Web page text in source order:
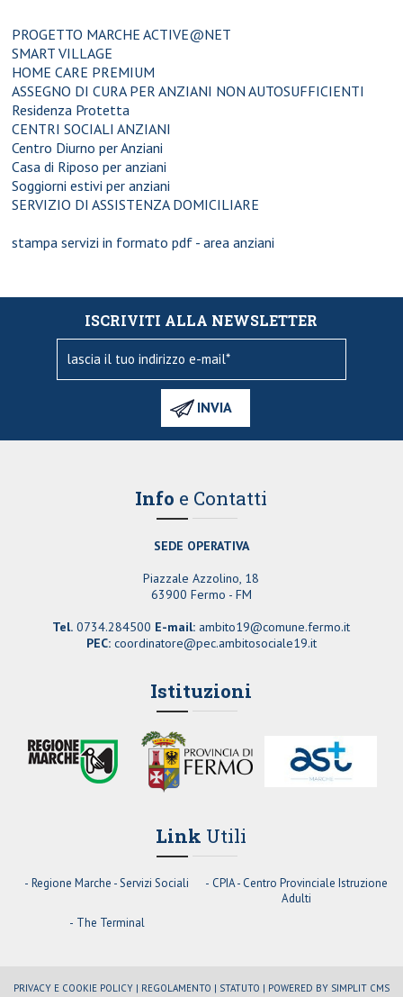
PROGETTO MARCHE ACTIVE@NET
SMART VILLAGE
HOME CARE PREMIUM
ASSEGNO DI CURA PER ANZIANI NON AUTOSUFFICIENTI
Residenza Protetta
CENTRI SOCIALI ANZIANI
Centro Diurno per Anziani
Casa di Riposo per anziani
Soggiorni estivi per anziani
SERVIZIO DI ASSISTENZA DOMICILIARE
stampa servizi in formato pdf - area anziani
ISCRIVITI ALLA NEWSLETTER
Info e Contatti
SEDE OPERATIVA
Piazzale Azzolino, 18
63900 Fermo - FM
Tel. 0734.284500 E-mail: ambito19@comune.fermo.it
PEC: coordinatore@pec.ambitosociale19.it
Istituzioni
Link Utili
Regione Marche - Servizi Sociali
CPIA - Centro Provinciale Istruzione
Adulti
The Terminal
PRIVACY E COOKIE POLICY | REGOLAMENTO | STATUTO | POWERED BY SIMPLIT CMS